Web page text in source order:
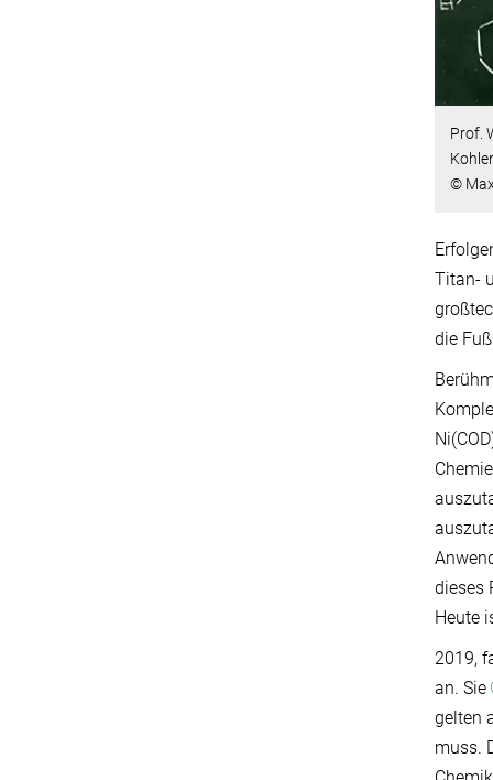
Prof.
©
Titan-
die
dieses
Heute
2019,
an. Sie
gelten
muss.